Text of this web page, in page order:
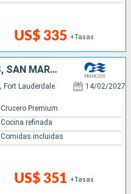
US$ 335 +Tasas
ESTADOS UNIDOS, BAHAMAS, SAN MARTÍN, PUERTO RICO, REPÚBLICA DOMINICANA
Fort Lauderdale 14/02/2027
US$ 351 +Tasas
Crucero Premium
Cocina refinada
Comidas incluidas